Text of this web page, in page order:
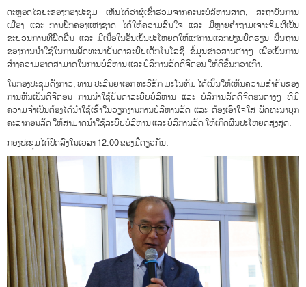
ຕະຫຼອດໄລຍະຂອງກອງປະຊຸມ ເຫັນໄດ້ວ່າຜູ້ເຂົ້າຮ່ວມຈາກຄະນະບໍລິຫານສາດ, ສະຖາບັນການ
ເມືອງ ແລະ ການປົກຄອງແຫ່ງຊາດ ໄດ້ໃຫ້ຄວາມສົນໃຈ ແລະ ມີຫຼາຍຄຳຖາມເຈາະຈິ່ມທີ່ເປັນ
ຂະບວນການທີ່ຝົດຝື້ນ ແລະ ມີເນື້ອໃນອັນເປັນປະໂຫຍດໃຫ້ແກ່ການແລກປ່ຽນບົດຮຽນ ພື້ນຖານ
ຂອງການນຳໃຊ້ໃນການພັດທະນາບັນດາລະບົບເຕັກໂນໂລຊີ ຂໍ້ມູນຂ່າວສານຕ່າງໆ ເພື່ອເປັນການ
ສ້າງຄວາມອາດສາມາດໃນການບໍລິຫານ ແລະ ບໍລິການລັດດິຈິຕອນ ໃຫ້ດີຂຶ້ນກວ່າເກົ່າ.
ໃນກອງປະຊຸມດັ່ງກ່າວ, ທ່ານ ປະລິນຍາເອກ ທະວີສັກ ມະໂນທັມ ໄດ້ເນັ້ນໃຫ້ເຫັນຄວາມສຳຄັນຂອງ
ການຫັນເປັນດິຈິຕອນ ການນຳໃຊ້ບັນດາລະບົບບໍລິຫານ ແລະ ບໍລິການລັດດິຈິຕອນຕ່າງໆ ທີ່ມີ
ຄວາມຈໍາເປັນຕ້ອງໄດ້ນໍາໃຊ້ເຂົ້າໃນວຽກງານການບໍລິຫານລັດ ແລະ ຕ້ອງເອົາໃຈໃສ່ ພັດທະນາບຸກ
ຄະລາກອນລັດ ໃຫ້ສາມາດນຳໃຊ້ລະບົບບໍລິຫານ ແລະ ບໍລິການລັດ ໃຫ້ເກີດຜົນປະໂຫຍດສູງສຸດ.
ກອງປະຊຸມໄດ້ປິດລົງໃນເວລາ 12:00 ຂອງມື້ດຽວກັນ.